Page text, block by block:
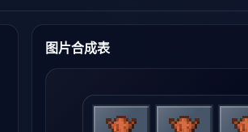
图片合成表